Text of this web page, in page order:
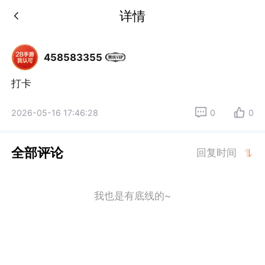
详情
458583355
打卡
2026-05-16 17:46:28 0 0
全部评论 回复时间
我也是有底线的~